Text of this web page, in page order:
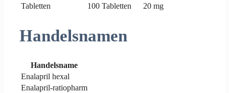
Tabletten
100 Tabletten 20 mg
Handelsnamen
Handelsname
Enalapril hexal
Enalapril-ratiopharm